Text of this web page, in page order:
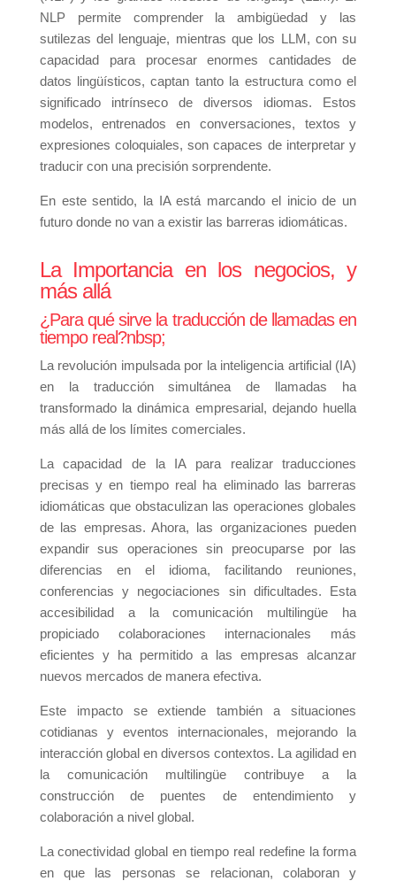
NLP permite comprender la ambigüedad y las
sutilezas del lenguaje, mientras que los LLM, con su
capacidad para procesar enormes cantidades de
datos lingüísticos, captan tanto la estructura como el
significado intrínseco de diversos idiomas. Estos
modelos, entrenados en conversaciones, textos y
expresiones coloquiales, son capaces de interpretar y
traducir con una precisión sorprendente.
En este sentido, la IA está marcando el inicio de un
futuro donde no van a existir las barreras idiomáticas.
La Importancia en los negocios, y
más allá
¿Para qué sirve la traducción de llamadas en
tiempo real?nbsp;
La revolución impulsada por la inteligencia artificial (IA)
en la traducción simultánea de llamadas ha
transformado la dinámica empresarial, dejando huella
más allá de los límites comerciales.
La capacidad de la IA para realizar traducciones
precisas y en tiempo real ha eliminado las barreras
idiomáticas que obstaculizan las operaciones globales
de las empresas. Ahora, las organizaciones pueden
expandir sus operaciones sin preocuparse por las
diferencias en el idioma, facilitando reuniones,
conferencias y negociaciones sin dificultades. Esta
accesibilidad a la comunicación multilingüe ha
propiciado colaboraciones internacionales más
eficientes y ha permitido a las empresas alcanzar
nuevos mercados de manera efectiva.
Este impacto se extiende también a situaciones
cotidianas y eventos internacionales, mejorando la
interacción global en diversos contextos. La agilidad en
la comunicación multilingüe contribuye a la
construcción de puentes de entendimiento y
colaboración a nivel global.
La conectividad global en tiempo real redefine la forma
en que las personas se relacionan, colaboran y